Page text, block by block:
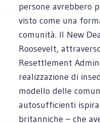
persone avrebbero
visto come una
comunità. Il New
Roosevelt,
Resettlement
realizzazione di
modello delle
autosufficienti
britanniche – che